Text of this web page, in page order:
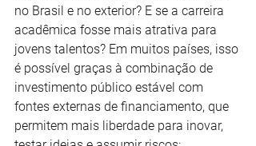
no Brasil e no exterior? E se a carreira
acadêmica fosse mais atrativa para
jovens talentos? Em muitos países, isso
é possível graças à combinação de
investimento público estável com
fontes externas de financiamento, que
permitem mais liberdade para inovar,